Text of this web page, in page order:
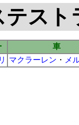
テスト
車
マクラーレン ・ メ